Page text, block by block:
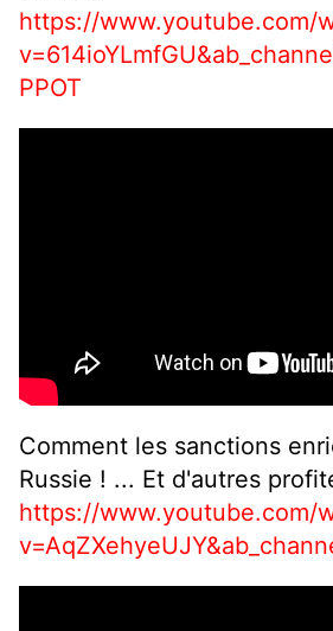
https://www.youtube.com/
PPOT
Comment les sanctions
Russie ! ... Et d'autres
https://www.youtube.com/